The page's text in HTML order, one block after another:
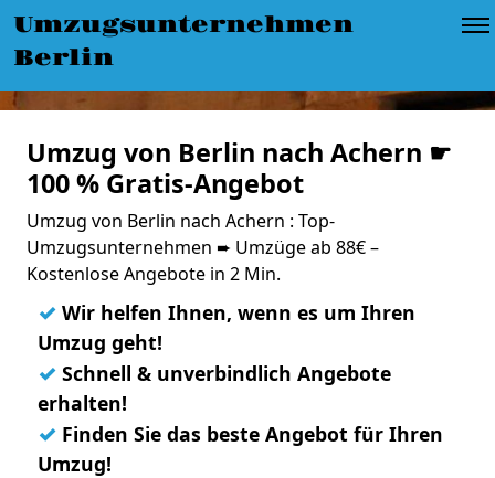
Umzugsunternehmen
Berlin
Umzug von Berlin nach Achern ☛
100 % Gratis-Angebot
Umzug von Berlin nach Achern : Top-
Umzugsunternehmen ➨ Umzüge ab 88€ –
Kostenlose Angebote in 2 Min.
✓ Wir helfen Ihnen, wenn es um Ihren
Umzug geht!
✓ Schnell & unverbindlich Angebote
erhalten!
✓ Finden Sie das beste Angebot für Ihren
Umzug!